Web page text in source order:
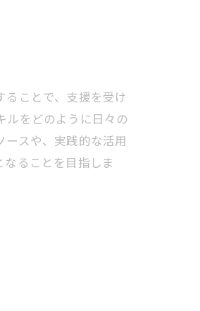
ことで、支援を受け
ルをどのように日々の
スや、実践的な活用
ることを目指しま